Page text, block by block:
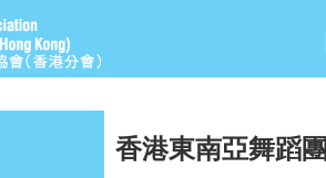
香港東南亞舞蹈團